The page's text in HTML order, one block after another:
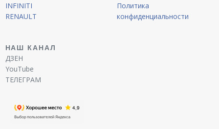
INFINITI
RENAULT
Политика
конфиденциальности
НАШ КАНАЛ
ДЗЕН
YouTube
ТЕЛЕГРАМ